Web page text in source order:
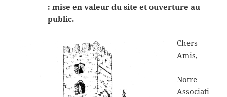
: mise en valeur du site et ouverture au
public.
Chers
Amis,
Notre
Associati